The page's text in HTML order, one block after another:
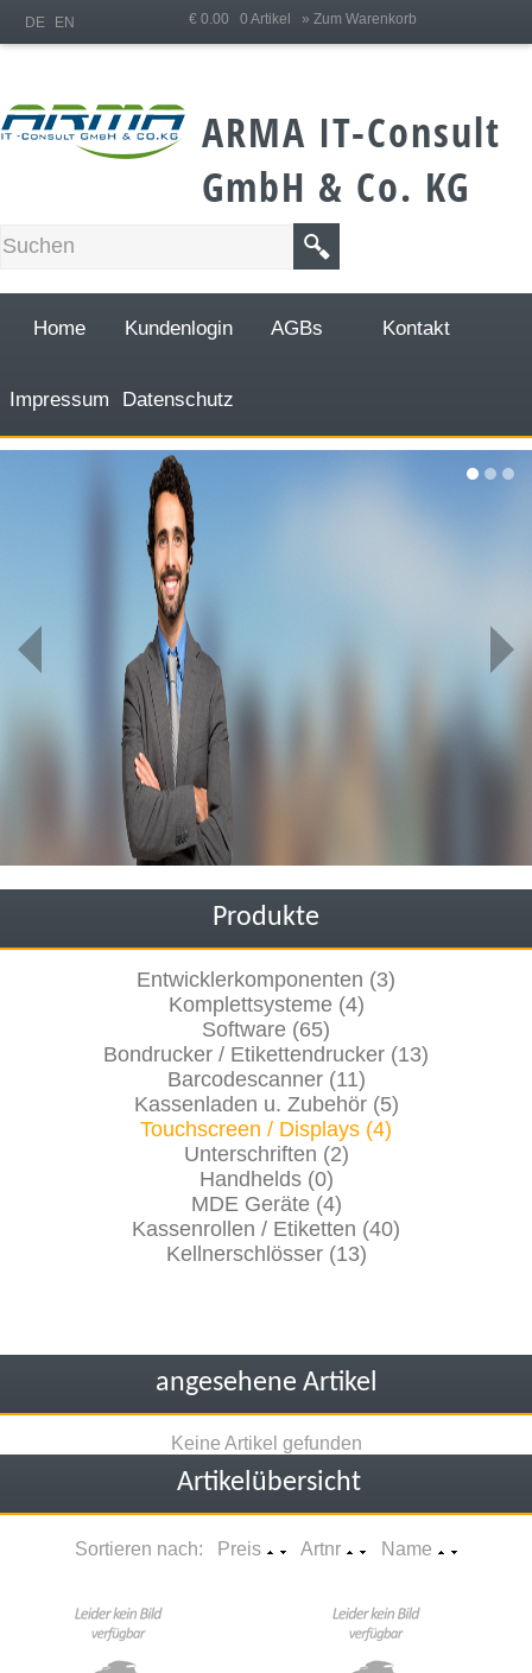
€ 0.00 0 Artikel » Zum Warenkorb
DE EN
ARMA IT-Consult
GmbH & Co. KG
Home Kundenlogin AGBs Kontakt
Impressum Datenschutz
Produkte
Entwicklerkomponenten (3)
Komplettsysteme (4)
Software (65)
Bondrucker / Etikettendrucker (13)
Barcodescanner (11)
Kassenladen u. Zubehör (5)
Touchscreen / Displays (4)
Unterschriften (2)
Handhelds (0)
MDE Geräte (4)
Kassenrollen / Etiketten (40)
Kellnerschlösser (13)
angesehene Artikel
Keine Artikel gefunden
Artikelübersicht
Sortieren nach: Preis Artnr Name